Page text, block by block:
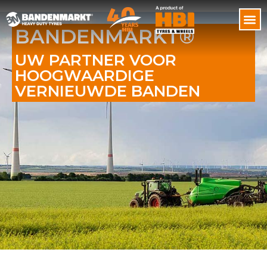
BANDENMARKT®
UW PARTNER VOOR
HOOGWAARDIGE
VERNIEUWDE BANDEN